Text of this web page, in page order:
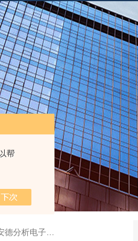
帮
析电子天平 GH252当天发货